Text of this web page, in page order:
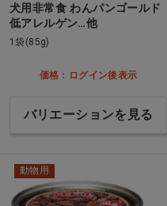
犬用非常食 わんパンゴールド
低アレルゲン…他
1袋(85g)
価格：ログイン後表示
バリエーションを見る
動物用